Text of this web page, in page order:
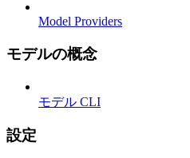
Model Providers
モデルの概念
モデル CLI
設定